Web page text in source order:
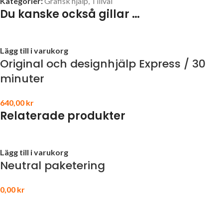
Du kanske också gillar …
Lägg till i varukorg
Original och designhjälp Express / 30
minuter
640,00 kr
Relaterade produkter
Lägg till i varukorg
Neutral paketering
0,00 kr